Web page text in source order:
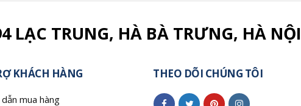
LẠC TRUNG, HÀ BÀ TRƯNG, HÀ NỘI
KHÁCH HÀNG
mua hàng
THEO DÕI CHÚNG TÔI